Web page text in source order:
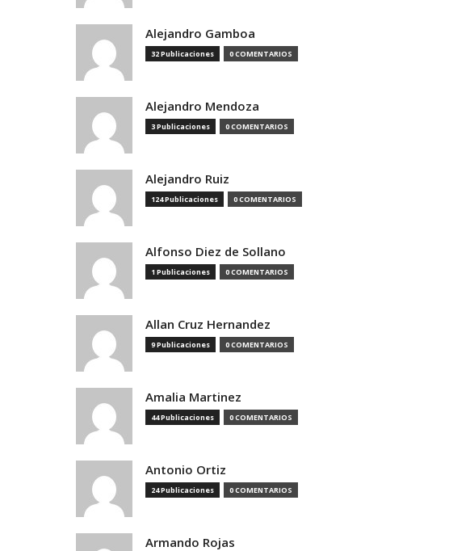
Alejandro Gamboa
32 Publicaciones 0 COMENTARIOS
Alejandro Mendoza
3 Publicaciones 0 COMENTARIOS
Alejandro Ruiz
124 Publicaciones 0 COMENTARIOS
Alfonso Diez de Sollano
1 Publicaciones 0 COMENTARIOS
Allan Cruz Hernandez
9 Publicaciones 0 COMENTARIOS
Amalia Martinez
44 Publicaciones 0 COMENTARIOS
Antonio Ortiz
24 Publicaciones 0 COMENTARIOS
Armando Rojas